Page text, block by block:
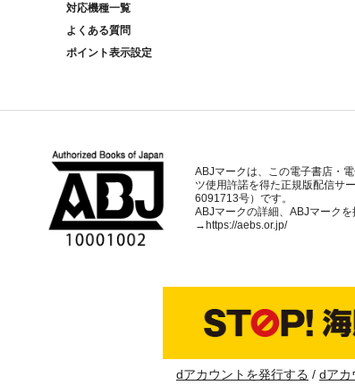
対応機種一覧
よくある質問
ポイント表示設定
ABJマークは、この電子書店・
ツ使用許諾を得た正規版配信サ
6091713号）です。
ABJマークの詳細、ABJマーク
→https://aebs.or.jp/
dアカウントを発行する dアカ